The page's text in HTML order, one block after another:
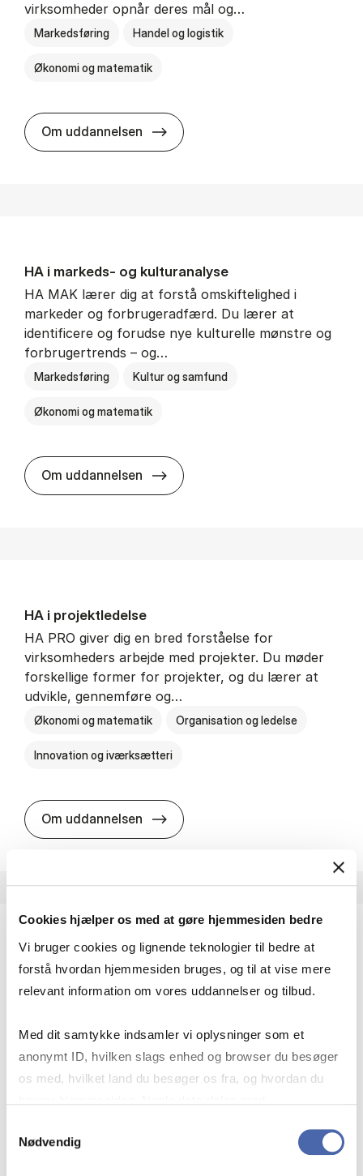
Cookies hjælper os med at gøre hjemmesiden bedre
Vi bruger cookies og lignende teknologier til bedre at
forstå hvordan hjemmesiden bruges, og til at vise mere
relevant information om vores uddannelser og tilbud.
Med dit samtykke indsamler vi oplysninger som et
anonymt ID, hvilken slags enhed og browser du besøger
os med, hvilket land du besøger os fra, og hvordan du
markedsføring. Du bestemmer selv - og kan altid trække
Nødvendig
virksomheder opnår deres mål og…
Markedsføring Handel og logistik
Økonomi og matematik
Om uddannelsen HA al­men erhvervs­økonomi
HA i mar­keds- og kul­tu­r­a­na­ly­se
HA MAK lærer dig at forstå omskiftelighed i
markeder og forbrugeradfærd. Du lærer at
identificere og forudse nye kulturelle mønstre og
forbrugertrends – og…
Markedsføring Kultur og samfund
Økonomi og matematik
Om uddannelsen HA i mar­keds- og kul­tu­r­a­na­ly­se
HA i pro­jekt­le­del­se
HA PRO giver dig en bred forståelse for
virksomheders arbejde med projekter. Du møder
forskellige former for projekter, og du lærer at
udvikle, gennemføre og…
Økonomi og matematik Organisation og ledelse
Innovation og iværksætteri
Om uddannelsen HA i pro­jekt­le­del­se
HA(fil.) - erhvervs­økonomi og fi­lo­so­fi
virksomheder møder i vores komplekse verden.
effektivitet og…
Økonomi og matematik Kultur og samfund